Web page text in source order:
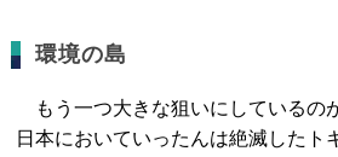
環境の島
もう一つ大きな狙いにしているの
日本においていったんは絶滅したト